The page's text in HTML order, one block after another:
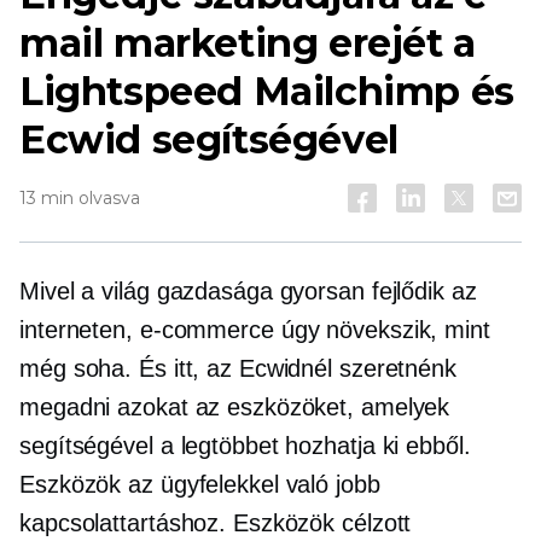
mail marketing erejét a
Lightspeed Mailchimp és
Ecwid segítségével
13 min olvasva
Mivel a világ gazdasága gyorsan fejlődik az
interneten, e-commerceúgy növekszik, mint
még soha. És itt, az Ecwidnél szeretnénk
megadni azokat az eszközöket, amelyek
segítségével a legtöbbet hozhatja ki ebből.
Eszközök az ügyfelekkel való jobb
kapcsolattartáshoz. Eszközök célzott